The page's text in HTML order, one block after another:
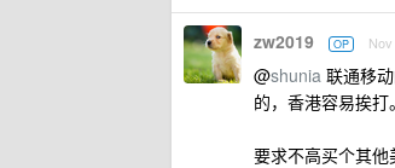
zw2019 OP
@shunia 联通移
的，香港容易挨打
要求不高买个其